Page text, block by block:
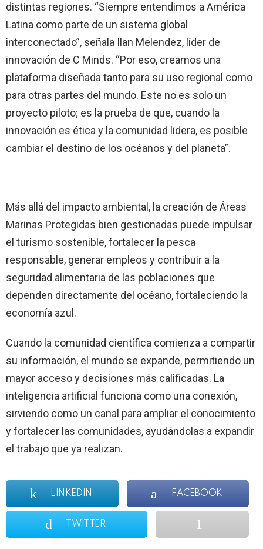
distintas regiones. “Siempre entendimos a América
Latina como parte de un sistema global
interconectado”, señala Ilan Melendez, líder de
innovación de C Minds. “Por eso, creamos una
plataforma diseñada tanto para su uso regional como
para otras partes del mundo. Este no es solo un
proyecto piloto; es la prueba de que, cuando la
innovación es ética y la comunidad lidera, es posible
cambiar el destino de los océanos y del planeta”.
Más allá del impacto ambiental, la creación de Áreas
Marinas Protegidas bien gestionadas puede impulsar
el turismo sostenible, fortalecer la pesca
responsable, generar empleos y contribuir a la
seguridad alimentaria de las poblaciones que
dependen directamente del océano, fortaleciendo la
economía azul.
Cuando la comunidad científica comienza a compartir
su información, el mundo se expande, permitiendo un
mayor acceso y decisiones más calificadas. La
inteligencia artificial funciona como una conexión,
sirviendo como un canal para ampliar el conocimiento
y fortalecer las comunidades, ayudándolas a expandir
el trabajo que ya realizan.
LINKEDIN FACEBOOK
TWITTER